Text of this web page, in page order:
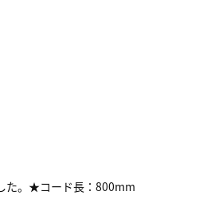
た。★コード長：800mm